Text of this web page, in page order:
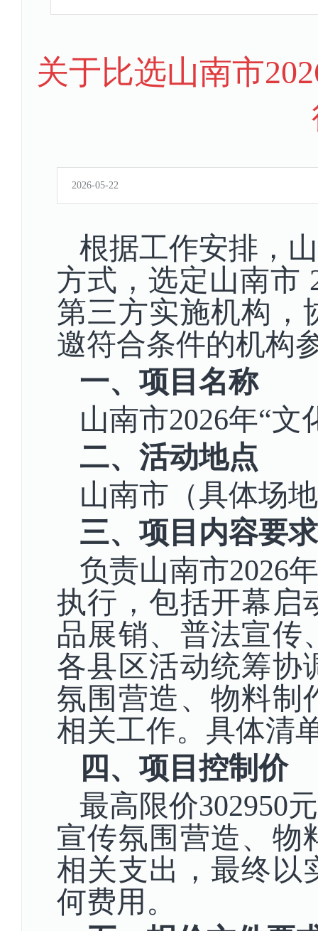
关于比选山南市
2026-05-22
根据工作安排，
方式，选定山南市
第三方实施机构，
邀符合条件的机构
一、项目名称
山南市2026年“文
二、活动地点
山南市（具体场
三、项目内容要求
负责山南市2026
执行，包括开幕启
品展销、普法宣传
各县区活动统筹协
氛围营造、物料制
相关工作。具体清
四、项目控制价
最高限价302950元
宣传氛围营造、物
相关支出，最终以
何费用。